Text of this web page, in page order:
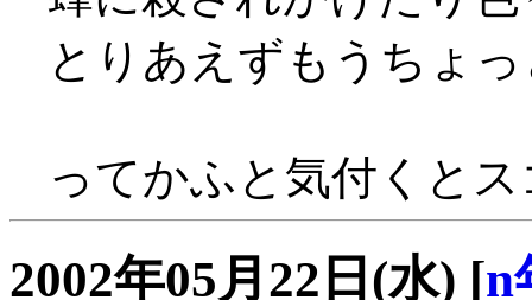
とりあえずもうちょ
ってかふと気付くと
2002年05月22日(水) [n